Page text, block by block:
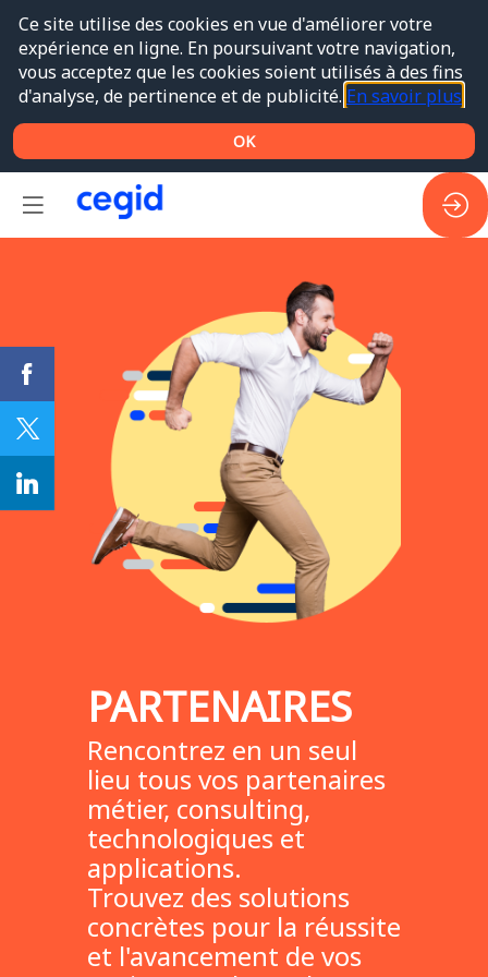
PARTENAIRES
Rencontrez en un seul
lieu tous vos partenaires
métier, consulting,
technologiques et
applications.
Trouvez des solutions
concrètes pour la réussite
et l'avancement de vos
Ce site utilise des cookies en vue d'améliorer votre
expérience en ligne. En poursuivant votre navigation,
vous acceptez que les cookies soient utilisés à des fins
d'analyse, de pertinence et de publicité. En savoir plus
OK